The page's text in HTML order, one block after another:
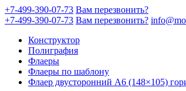
+7-499-390-07-73 Вам перезвонить?
+7-499-390-07-73 Вам перезвонить?
Конструктор
Полиграфия
Флаеры
Флаеры по шаблону
Флаер двусторонний A6 (148×105)